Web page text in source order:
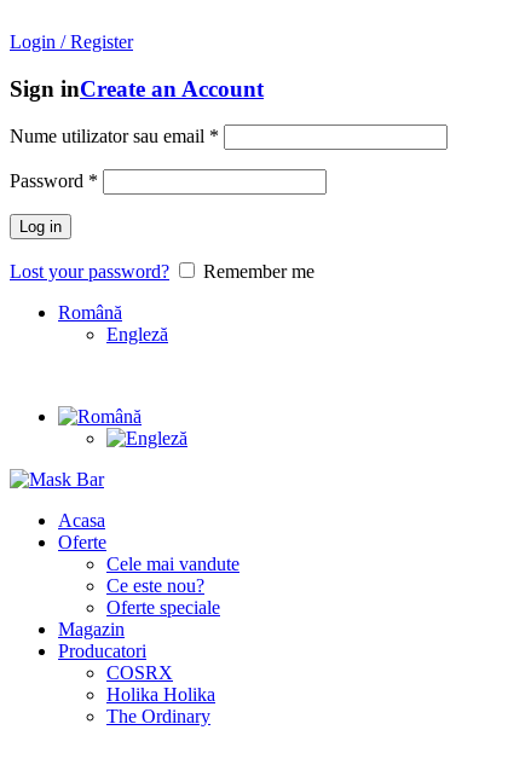
Login / Register
Sign inCreate an Account
Nume utilizator sau email *
Password *
Log in
Lost your password?
Remember me
Română
Engleză
Acasa
Oferte
Cele mai vandute
Ce este nou?
Oferte speciale
Magazin
Producatori
COSRX
Holika Holika
The Ordinary